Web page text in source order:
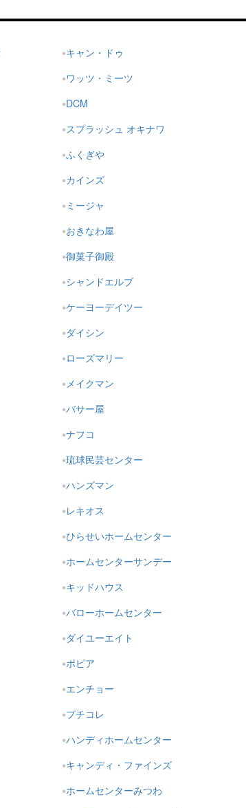
キャン・ドゥ
ワッツ・ミーツ
DCM
スプラッシュ オキナワ
ふくぎや
カインズ
ミージャ
おきなわ屋
御菓子御殿
シャンドエルブ
ケーヨーデイツー
ダイシン
ローズマリー
メイクマン
バサー屋
ナフコ
琉球民芸センター
ハンズマン
レキオス
ひらせいホームセンター
ホームセンターサンデー
キッドハウス
バローホームセンター
ダイユーエイト
ポピア
エンチョー
プチコレ
ハンディホームセンター
キャンディ・ファインズ
ホームセンターみつわ